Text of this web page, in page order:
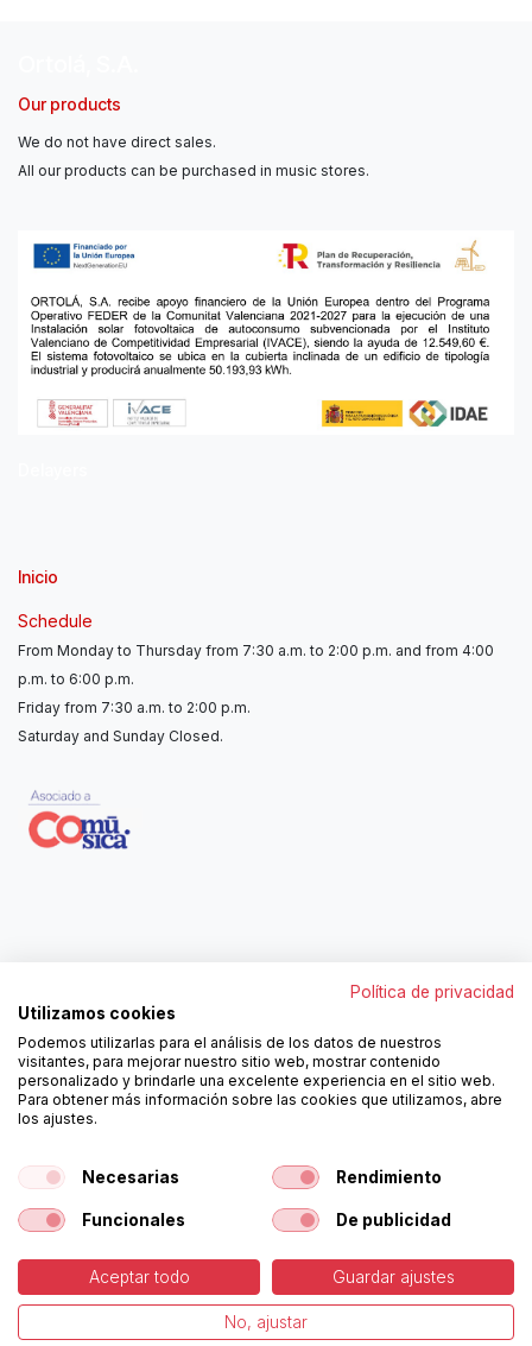
Our products
We do not have direct sales.
All our products can be purchased in music stores.
Inicio
Schedule
From Monday to Thursday from 7:30 a.m. to 2:00 p.m. and from 4:00
p.m. to 6:00 p.m.
Friday from 7:30 a.m. to 2:00 p.m.
Saturday and Sunday Closed.
962250313
ortola@ortola-sa.es
Av. d'Albaida, s/n
46840 La Pobla del Duc (Valencia)
Follow us!
Copyright © Ortolá, S.A. -Cookies Policy -Legal
Page
English (US)
Política de privacidad
Utilizamos cookies
Podemos utilizarlas para el análisis de los datos de nuestros
visitantes, para mejorar nuestro sitio web, mostrar contenido
personalizado y brindarle una excelente experiencia en el sitio web.
Para obtener más información sobre las cookies que utilizamos, abre
los ajustes.
Necesarias Rendimiento
Funcionales De publicidad
Aceptar todo Guardar ajustes
No, ajustar